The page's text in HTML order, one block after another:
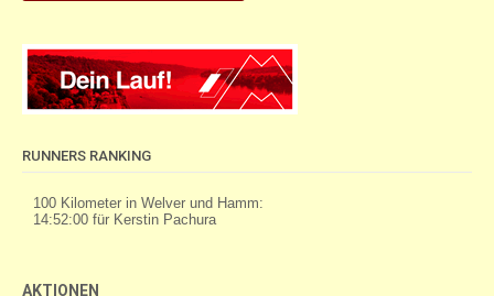
RUNNERS RANKING
AKTIONEN